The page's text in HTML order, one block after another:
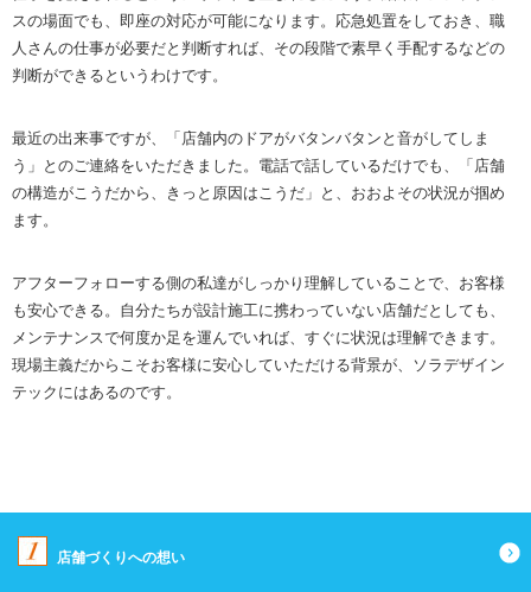
スの場面でも、即座の対応が可能になります。応急処置をしておき、職
人さんの仕事が必要だと判断すれば、その段階で素早く手配するなどの
判断ができるというわけです。
最近の出来事ですが、「店舗内のドアがバタンバタンと音がしてしま
う」とのご連絡をいただきました。電話で話しているだけでも、「店舗
の構造がこうだから、きっと原因はこうだ」と、おおよその状況が掴め
ます。
アフターフォローする側の私達がしっかり理解していることで、お客様
も安心できる。自分たちが設計施工に携わっていない店舗だとしても、
メンテナンスで何度か足を運んでいれば、すぐに状況は理解できます。
現場主義だからこそお客様に安心していただける背景が、ソラデザイン
テックにはあるのです。
店舗づくりへの想い